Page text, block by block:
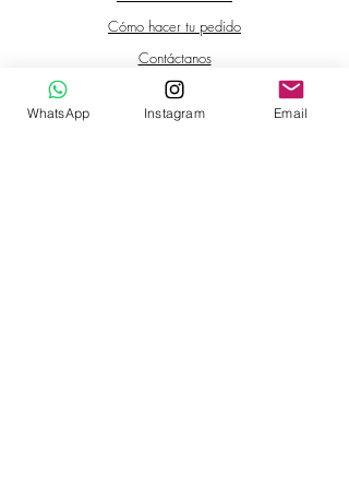
El producto debe devolverse en las
mismas condiciones en que se
entregó, sin alteraciones, sin daños,
sin uso, misma cantidad, de lo
contrario no habrá reembolso.
Cómo hacer tu pedido
Contáctanos
WhatsApp Instagram Email